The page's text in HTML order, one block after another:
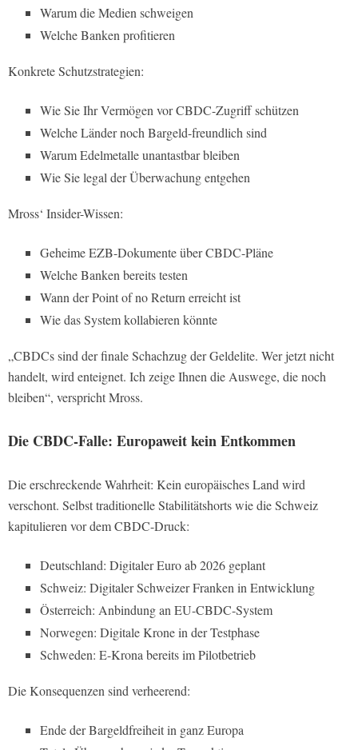
Warum die Medien schweigen
Welche Banken profitieren
Konkrete Schutzstrategien:
Wie Sie Ihr Vermögen vor CBDC-Zugriff schützen
Welche Länder noch Bargeld-freundlich sind
Warum Edelmetalle unantastbar bleiben
Wie Sie legal der Überwachung entgehen
Mross‘ Insider-Wissen:
Geheime EZB-Dokumente über CBDC-Pläne
Welche Banken bereits testen
Wann der Point of no Return erreicht ist
Wie das System kollabieren könnte
„CBDCs sind der finale Schachzug der Geldelite. Wer jetzt nicht
handelt, wird enteignet. Ich zeige Ihnen die Auswege, die noch
bleiben“, verspricht Mross.
Die CBDC-Falle: Europaweit kein Entkommen
Die erschreckende Wahrheit: Kein europäisches Land wird
verschont. Selbst traditionelle Stabilitätshorts wie die Schweiz
kapitulieren vor dem CBDC-Druck:
Deutschland: Digitaler Euro ab 2026 geplant
Schweiz: Digitaler Schweizer Franken in Entwicklung
Österreich: Anbindung an EU-CBDC-System
Norwegen: Digitale Krone in der Testphase
Schweden: E-Krona bereits im Pilotbetrieb
Die Konsequenzen sind verheerend:
Ende der Bargeldfreiheit in ganz Europa